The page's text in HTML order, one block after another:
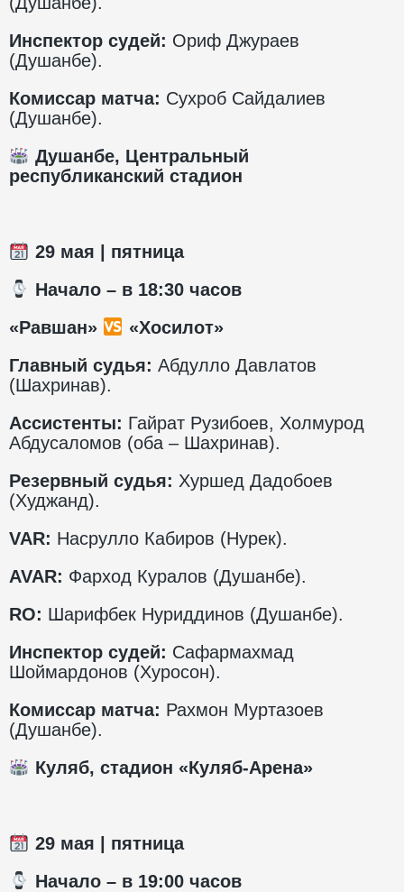
Инспектор судей: Ориф Джураев
(Душанбе).
Комиссар матча: Сухроб Сайдалиев
(Душанбе).
Душанбе, Центральный
республиканский стадион
29 мая | пятница
️ Начало – в 18:30 часов
«Равшан»
«Хосилот»
Главный судья: Абдулло Давлатов
(Шахринав).
Ассистенты: Гайрат Рузибоев, Холмурод
Абдусаломов (оба – Шахринав).
Резервный судья: Хуршед Дадобоев
(Худжанд).
VAR: Насрулло Кабиров (Нурек).
AVAR: Фарход Куралов (Душанбе).
RO: Шарифбек Нуриддинов (Душанбе).
Инспектор судей: Сафармахмад
Шоймардонов (Хуросон).
Комиссар матча: Рахмон Муртазоев
(Душанбе).
Куляб, стадион «Куляб-Арена»
29 мая | пятница
️ Начало – в 19:00 часов